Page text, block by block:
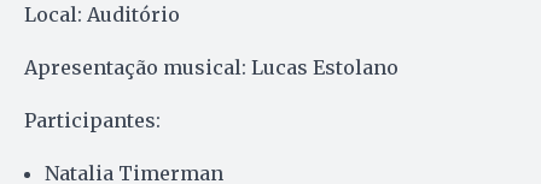
Local: Auditório
Apresentação musical: Lucas Estolano
Participantes:
Natalia Timerman